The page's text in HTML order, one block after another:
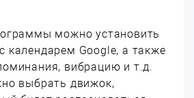
можно установить
календарем Google, а также
вибрацию и т.д.
выбрать движок,